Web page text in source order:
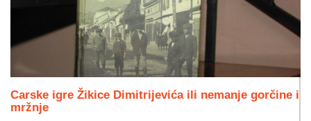
Carske igre Žikice Dimitrijevića ili nemanje gorčine i
mržnje